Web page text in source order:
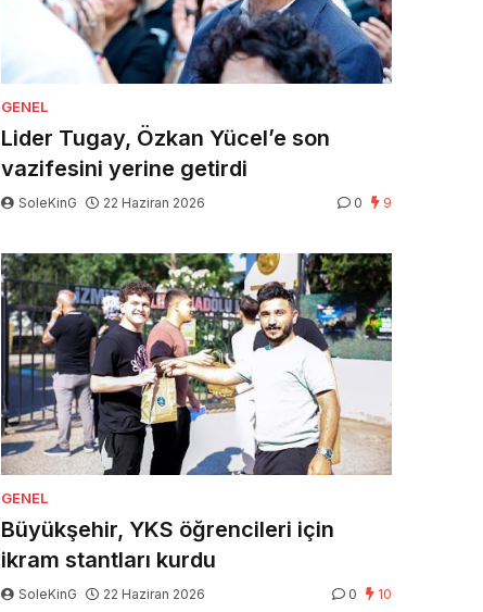
GENEL
Lider Tugay, Özkan Yücel’e son
vazifesini yerine getirdi
SoleKinG 22 Haziran 2026 0 9
GENEL
Büyükşehir, YKS öğrencileri için
ikram stantları kurdu
SoleKinG 22 Haziran 2026 0 10